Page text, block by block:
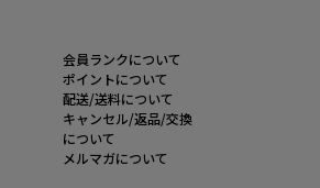
会員ランクについて
ポイントについて
配送/送料について
キャンセル/返品/交換
について
メルマガについて